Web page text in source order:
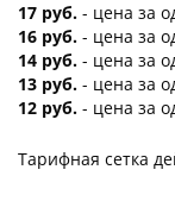
17 руб. - цена за
16 руб. - цена за
14 руб. - цена за
13 руб. - цена за
12 руб. - цена за
Тарифная сетка